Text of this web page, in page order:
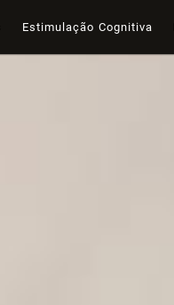
Estimulação Cognitiva